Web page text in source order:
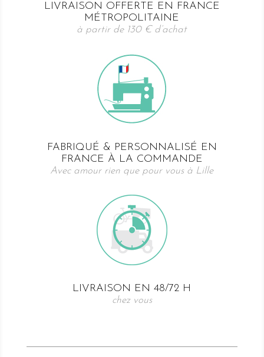
LIVRAISON OFFERTE EN FRANCE
MÉTROPOLITAINE
à partir de 130 € d’achat
FABRIQUÉ & PERSONNALISÉ EN
FRANCE À LA COMMANDE
Avec amour rien que pour vous à Lille
LIVRAISON EN 48/72 H
chez vous